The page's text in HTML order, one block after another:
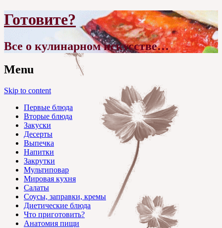
Готовите?
Все о кулинарном искусстве…
Menu
Skip to content
Первые блюда
Вторые блюда
Закуски
Десерты
Выпечка
Напитки
Закрутки
Мультиповар
Мировая кухня
Салаты
Соусы, заправки, кремы
Диетические блюда
Что приготовить?
Анатомия пищи